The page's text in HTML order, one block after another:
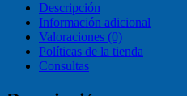
Descripción
Información adicional
Valoraciones (0)
Políticas de la tienda
Consultas